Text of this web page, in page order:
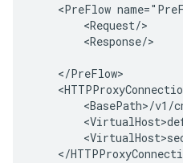
<PreFlow
        <Request/>
        <Response/>
    </PreFlow>
<BasePath>/v1/
</